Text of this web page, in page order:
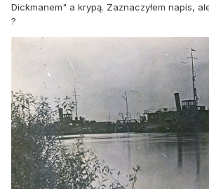
Dickmanem" a krypą. Zaznaczyłem napis,
?